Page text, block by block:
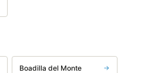
→
Boadilla del Monte